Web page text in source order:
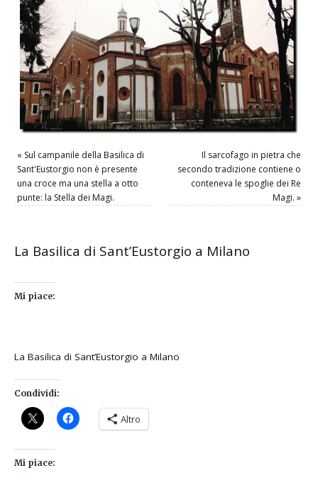
« Sul campanile della Basilica di
Sant'Eustorgio non è presente
una croce ma una stella a otto
punte: la Stella dei Magi.
Il sarcofago in pietra che
secondo tradizione contiene o
conteneva le spoglie dei Re
Magi. »
La Basilica di Sant’Eustorgio a Milano
Mi piace:
La Basilica di Sant’Eustorgio a Milano
Condividi:
Altro
Mi piace: